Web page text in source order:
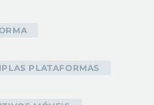
PLATAFORMAS